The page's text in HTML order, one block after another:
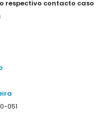
respectivo contacto caso
051